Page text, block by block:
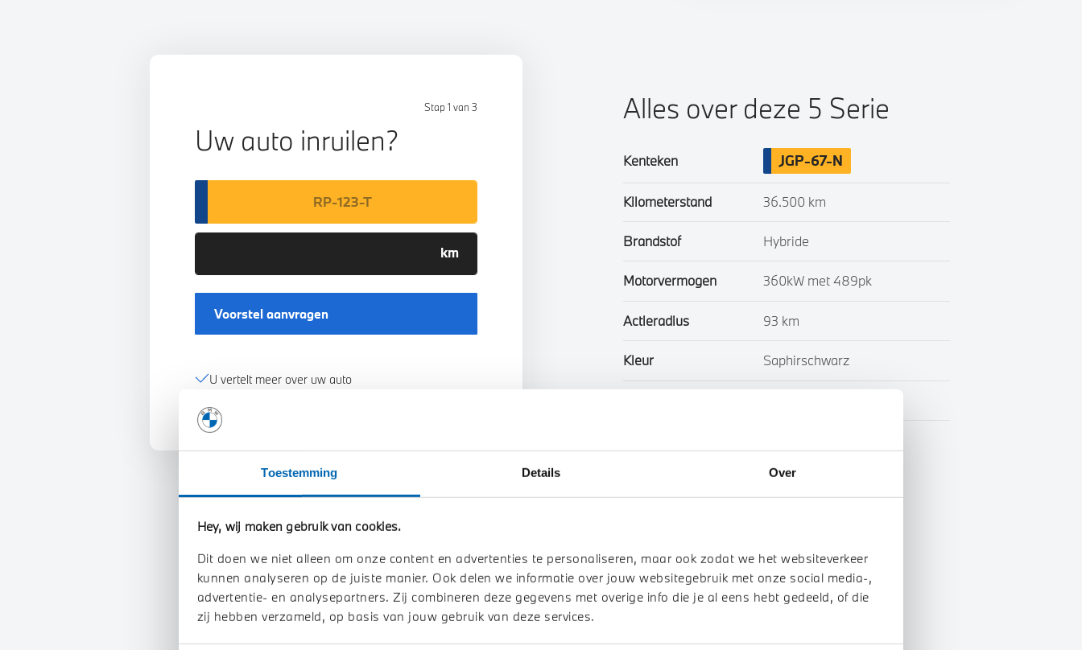
Toestemming Details Over
Hey, wij maken gebruik van cookies.
Dit doen we niet alleen om onze content en advertenties te personaliseren, maar ook zodat we het websiteverkeer
kunnen analyseren op de juiste manier. Ook delen we informatie over jouw websitegebruik met onze social media-,
advertentie- en analysepartners. Zij combineren deze gegevens met overige info die je al eens hebt gedeeld, of die
zij hebben verzameld, op basis van jouw gebruik van deze services.
Stap 1 van 3
Uw auto inruilen?
Voorstel aanvragen
U vertelt meer over uw auto
Alles over deze 5 Serie
Kenteken JGP-67-N
Kilometerstand 36.500 km
Brandstof Hybride
Motorvermogen 360kW met 489pk
Actieradius 93 km
Kleur Saphirschwarz